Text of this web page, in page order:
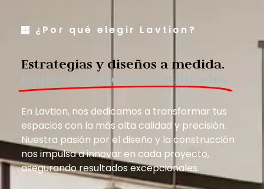
¿Por qué elegir Lavtion?
Estrategias y diseños a medida.
Equipo de expertos certificados.
En Lavtion, nos dedicamos a transformar tus
espacios con la más alta calidad y precisión.
Nuestra pasión por el diseño y la construcción
nos impulsa a innovar en cada proyecto,
asegurando resultados excepcionales.